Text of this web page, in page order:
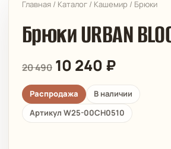
Главная / Каталог / Кашемир / Брюки
Брюки URBAN
20 490 10 240 ₽
Распродажа
В наличии
Артикул W25-00CH0510